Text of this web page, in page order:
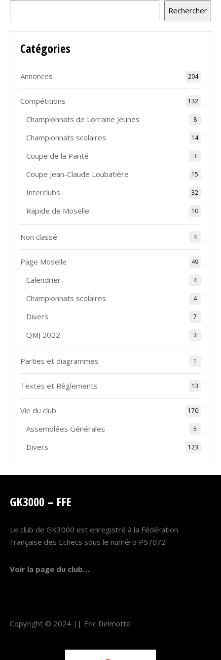
Rechercher
Catégories
Annonces 204
Compétitions 132
Championnats de Lorraine Jeunes 8
Championnats scolaires 14
Coupe de la Parité 3
Coupe Jean-Claude Loubatière 15
Interclubs 32
Rapide de Moselle 10
Non classé 4
Page Moselle 49
Calendrier 4
Championnats scolaires 4
Divers 7
QMJ 2022 3
Parties et diagrammes 1
Textes et Règlements 13
Vie du club 170
Assemblées Générales 5
Divers 123
GK3000 – FFE
Le club de GK3000 est enregistré à la Fédération
Française des Echecs sous le numéro P57072
Voir la page du club…
Copyright © 2024 || Eric Delmotte